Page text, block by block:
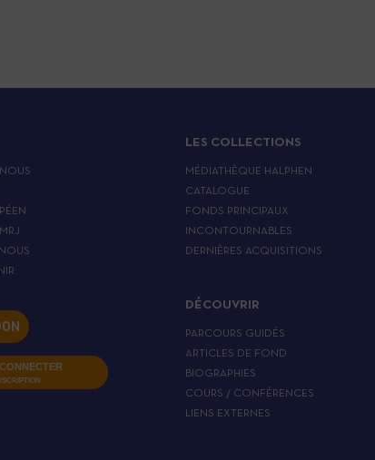
LES COLLECTIONS
MÉDIATHÈQUE HALPHEN
CATALOGUE
FONDS PRINCIPAUX
INCONTOURNABLES
DERNIÈRES ACQUISITIONS
DÉCOUVRIR
PARCOURS GUIDÉS
ARTICLES DE FOND
BIOGRAPHIES
COURS / CONFÉRENCES
LIENS EXTERNES